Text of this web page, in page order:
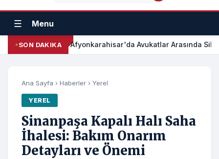
☰ Menu
SON DAKIKA Afyonkarahisar'da Avukatlar Arasında
Ana Sayfa › Haberler › Yerel
YEREL
Sinanpaşa Kapalı Halı Saha
İhalesi: Bakım Onarım
Detayları ve Önemi